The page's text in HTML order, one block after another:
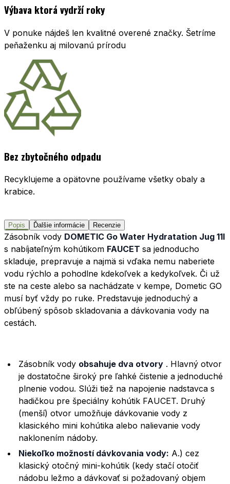
Výbava ktorá vydrží roky
V ponuke nájdeš len kvalitné overené značky. Šetríme
peňaženku aj milovanú prírodu
Bez zbytočného odpadu
Recyklujeme a opätovne používame všetky obaly a
krabice.
Popis Ďalšie informácie Recenzie
Zásobník vody DOMETIC Go Water Hydratation Jug 11l
s nabíjateľným kohútikom FAUCET sa jednoducho
skladuje, prepravuje a najmä si vďaka nemu naberiete
vodu rýchlo a pohodlne kdekoľvek a kedykoľvek. Či už
ste na ceste alebo sa nachádzate v kempe, Dometic GO
musí byť vždy po ruke. Predstavuje jednoduchý a
obľúbený spôsob skladovania a dávkovania vody na
cestách.
Zásobník vody obsahuje dva otvory . Hlavný otvor
je dostatočne široký pre ľahké čistenie a jednoduché
plnenie vodou. Slúži tiež na napojenie nadstavca s
hadičkou pre špeciálny kohútik FAUCET. Druhý
(menší) otvor umožňuje dávkovanie vody z
klasického mini kohútika alebo nalievanie vody
naklonením nádoby.
Niekoľko možností dávkovania vody: A.) cez
klasický otočný mini-kohútik (kedy stačí otočiť
nádobu ležmo a dávkovať si požadovaný objem